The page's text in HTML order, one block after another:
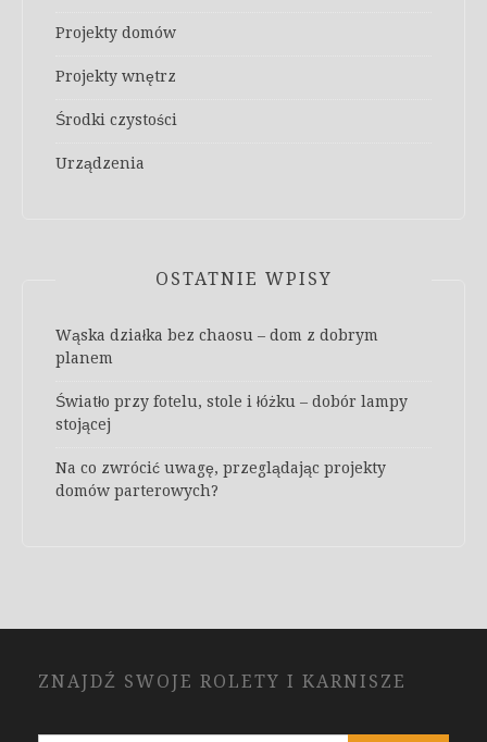
Projekty domów
Projekty wnętrz
Środki czystości
Urządzenia
OSTATNIE WPISY
Wąska działka bez chaosu – dom z dobrym
planem
Światło przy fotelu, stole i łóżku – dobór lampy
stojącej
Na co zwrócić uwagę, przeglądając projekty
domów parterowych?
ZNAJDŹ SWOJE ROLETY I KARNISZE